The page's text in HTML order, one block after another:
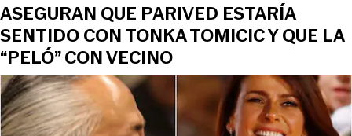
ASEGURAN QUE PARIVED ESTARÍA
SENTIDO CON TONKA TOMICIC Y QUE LA
“PELÓ” CON VECINO